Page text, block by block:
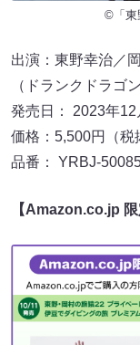
©「東
出演：東野幸治／
（ドランクドラゴン
発売日： 2023年12
価格：5,500円（税
品番： YRBJ-
【Amazon.co.jp 限